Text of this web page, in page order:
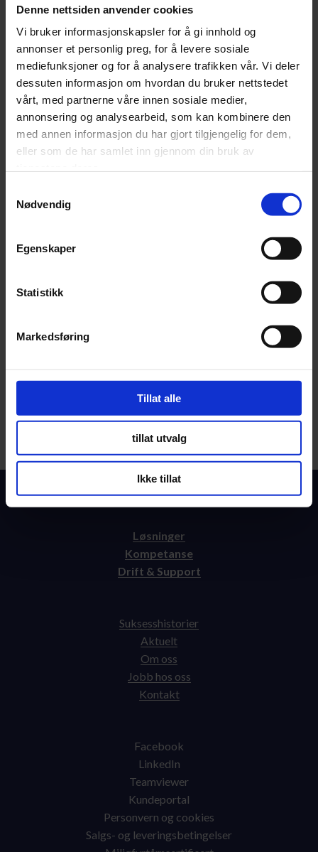
Denne nettsiden anvender cookies
Vi bruker informasjonskapsler for å gi innhold og
annonser et personlig preg, for å levere sosiale
mediefunksjoner og for å analysere trafikken vår. Vi deler
dessuten informasjon om hvordan du bruker nettstedet
vårt, med partnerne våre innen sosiale medier,
annonsering og analysearbeid, som kan kombinere den
med annen informasjon du har gjort tilgjengelig for dem,
eller som de har samlet inn gjennom din bruk av
Nødvendig
Egenskaper
Statistikk
Markedsføring
Tillat alle
tillat utvalg
Ikke tillat
Telefon
Kommentar/ spørsmål
Løsninger
Kompetanse
Drift & Support
Suksesshistorier
Aktuelt
Om oss
Jobb hos oss
Kontakt
Facebook
LinkedIn
Teamviewer
Kundeportal
Personvern og cookies
Salgs- og leveringsbetingelser